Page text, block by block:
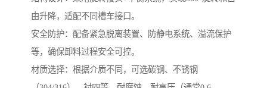
由升降，适配不同槽车接口。
安全防护：配备紧急脱离装置、防静电系统、溢流保护
等，确保卸料过程安全可控。
材质选择：根据介质不同，可选碳钢、不锈钢